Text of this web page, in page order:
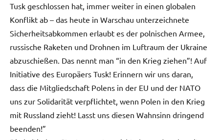
Tusk geschlossen hat, immer weiter in einen globalen
Konflikt ab – das heute in Warschau unterzeichnete
Sicherheitsabkommen erlaubt es der polnischen Armee,
russische Raketen und Drohnen im Luftraum der Ukraine
abzuschießen. Das nennt man “in den Krieg ziehen”! Auf
Initiative des Europäers Tusk! Erinnern wir uns daran,
dass die Mitgliedschaft Polens in der EU und der NATO
uns zur Solidarität verpflichtet, wenn Polen in den Krieg
mit Russland zieht! Lasst uns diesen Wahnsinn dringend
beenden!”